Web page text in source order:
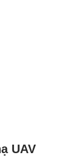
UAV